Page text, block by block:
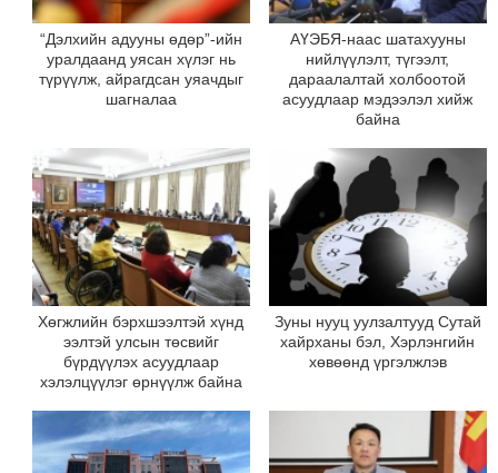
“Дэлхийн адууны өдөр”-ийн
уралдаанд уясан хүлэг нь
түрүүлж, айрагдсан уяачдыг
шагналаа
АҮЭБЯ-наас шатахууны
нийлүүлэлт, түгээлт,
дараалалтай холбоотой
асуудлаар мэдээлэл хийж
байна
Хөгжлийн бэрхшээлтэй хүнд
ээлтэй улсын төсвийг
бүрдүүлэх асуудлаар
хэлэлцүүлэг өрнүүлж байна
Зуны нууц уулзалтууд Сутай
хайрханы бэл, Хэрлэнгийн
хөвөөнд үргэлжлэв